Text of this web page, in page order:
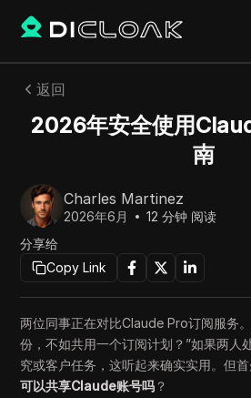
返回
2026年安全使用
南
Charles Martinez
2026年6月 12 分钟 阅读
分享给
Copy Link
两位同事正在对比Claude Pro订阅服务
份，不如共用一个订阅计划？”如果两人
究或客户任务，这听起来确实实用。但
可以共享Claude账号吗 ？